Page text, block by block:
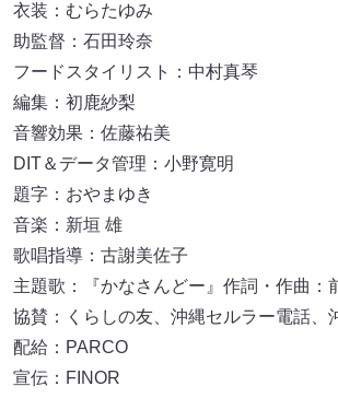
衣装：むらたゆみ
助監督：石田玲奈
フードスタイリスト：中村真琴
編集：初鹿紗梨
音響効果：佐藤祐美
DIT＆データ管理：小野寛明
題字：おやまゆき
音楽：新垣 雄
歌唱指導：古謝美佐子
主題歌：『かなさんどー』作詞・作曲
協賛：くらしの友、沖縄セルラー電話、
配給：PARCO
宣伝：FINOR